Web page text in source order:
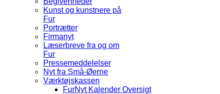
Kunst og kunstnere på
Fur
Portrætter
Firmanyt
Læserbreve fra og om
Fur
Pressemeddelelser
Nyt fra Små-Øerne
Værktøjskassen
FurNyt Kalender Oversigt